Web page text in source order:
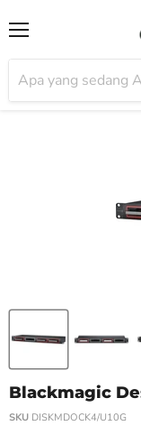
Blackmagic
SKU DISKMDOCK4/U10G